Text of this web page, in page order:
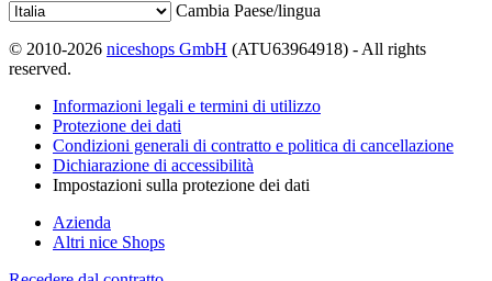
Cambia Paese/lingua
© 2010-2026 niceshops GmbH (ATU63964918) - All rights
reserved.
Informazioni legali e termini di utilizzo
Protezione dei dati
Condizioni generali di contratto e politica di cancellazione
Dichiarazione di accessibilità
Impostazioni sulla protezione dei dati
Azienda
Altri nice Shops